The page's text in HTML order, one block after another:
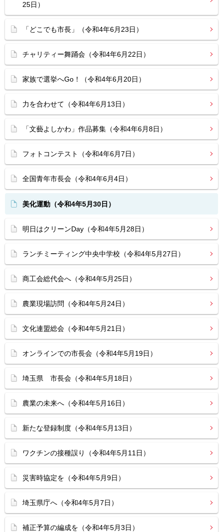
25日）
「どこでも市長」（令和4年6月23日）
チャリティー舞踊会（令和4年6月22日）
家族で選挙へGo！（令和4年6月20日）
力を合わせて（令和4年6月13日）
「文藝よしかわ」作品募集（令和4年6月8日）
フォトコンテスト（令和4年6月7日）
全国青年市長会（令和4年6月4日）
美化運動（令和4年5月30日）
明日はクリーンDay（令和4年5月28日）
ランチミーティング中央中学校（令和4年5月27日）
商工会総代会へ（令和4年5月25日）
農業現場訪問（令和4年5月24日）
文化連盟総会（令和4年5月21日）
オンラインでの市長会（令和4年5月19日）
埼玉県 市長会（令和4年5月18日）
農業の未来へ（令和4年5月16日）
新たな登録制度（令和4年5月13日）
ワクチンの接種誤り（令和4年5月11日）
災害時協定を（令和4年5月9日）
埼玉県庁へ（令和4年5月7日）
補正予算の編成を（令和4年5月3日）